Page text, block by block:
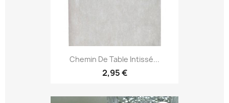
Chemin De Table Intissé...
2,95 €